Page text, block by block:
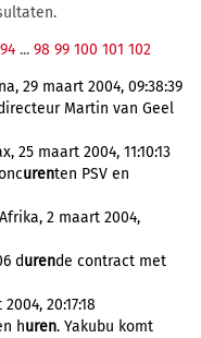
94 ... 98 99 100 101 102
29 maart 2004, 09:38:39
Martin van Geel
25 maart 2004, 11:10:13
urenten PSV en
2 maart 2004,
durende contract met
20:17:18
huren. Yakubu komt